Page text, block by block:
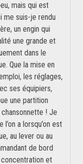
mais qui est
me suis-je rendu
un engin qui
une grande et
dans le
Que la mise en
les réglages,
ses équipiers,
une partition
! Je
a lorsqu’on est
au lever ou au
de bord
et